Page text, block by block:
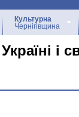
Культурна
Чернігівщина
і